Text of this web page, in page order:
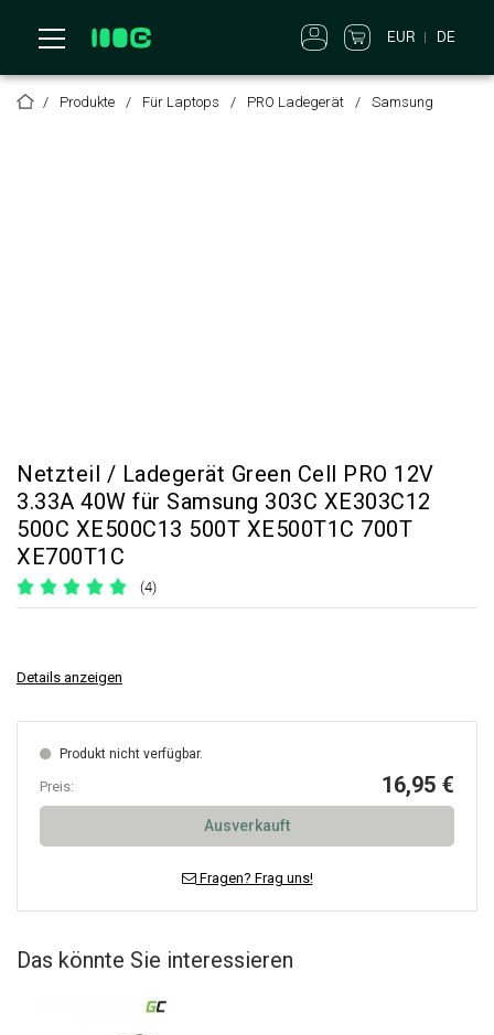
EUR DE
Produkte Für Laptops PRO Ladegerät Samsung
Netzteil / Ladegerät Green Cell PRO 12V
3.33A 40W für Samsung 303C XE303C12
500C XE500C13 500T XE500T1C 700T
XE700T1C
(4)
Details anzeigen
Produkt nicht verfügbar.
Preis: 16,95 €
Ausverkauft
Fragen? Frag uns!
Das könnte Sie interessieren